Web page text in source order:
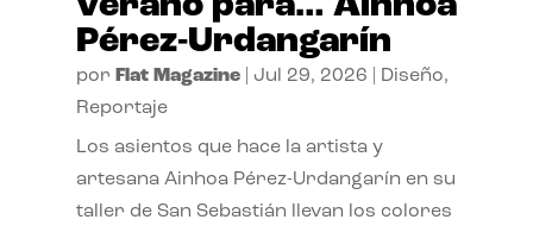
Pérez-Urdangarín
por Flat Magazine| Jul 29, 2026 Diseño,
Reportaje
Los asientos que hace la artista y
artesana Ainhoa Pérez-Urdangarín en su
taller de San Sebastián llevan los colores